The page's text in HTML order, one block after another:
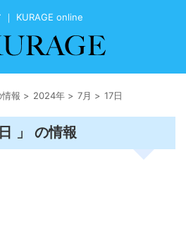
｜ KURAGE online
報 > 2024年 > 7月 > 17日
」 の情報